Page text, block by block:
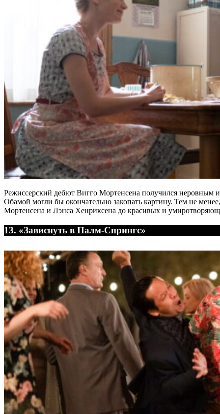
Режиссерский дебют Вигго Мортенсена получился неровным
Обамой могли бы окончательно закопать картину. Тем не
Мортенсена и Лэнса Хенриксена до красивых и
13. «Зависнуть в Палм-Спрингс»